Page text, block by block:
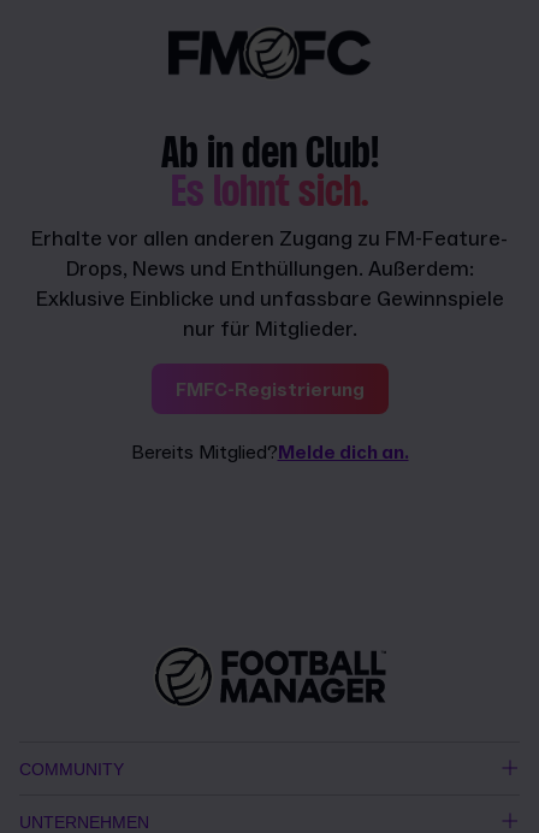
Ab in den Club!
Es lohnt sich.
Erhalte vor allen anderen Zugang zu FM-Feature-
Drops, News und Enthüllungen. Außerdem:
Exklusive Einblicke und unfassbare Gewinnspiele
nur für Mitglieder.
FMFC-Registrierung
Bereits Mitglied?Melde dich an.
COMMUNITY
UNTERNEHMEN